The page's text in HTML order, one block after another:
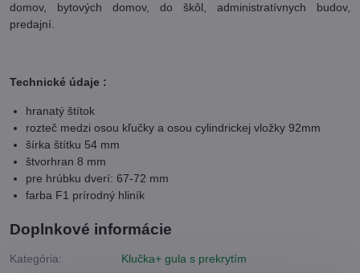
domov, bytových domov, do škôl, administratívnych budov,
predajní.
Technické údaje :
hranatý štítok
rozteč medzi osou kľučky a osou cylindrickej vložky 92mm
šírka štítku 54 mm
štvorhran 8 mm
pre hrúbku dverí: 67-72 mm
farba F1 prírodný hliník
Doplnkové informácie
Kategória: Klučka+ gula s prekrytím